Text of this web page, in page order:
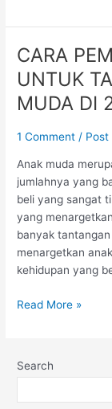
CARA
UNTUK
MUDA DI
1 Comment / Post
Anak muda
jumlahnya yang
beli yang sangat
yang
banyak
menargetkan
kehidupan yang
CARA
PEMASARAN
EFEKTIF
UNTUK
MARKET
ANAK
MUDA
DI
Read More »
Search